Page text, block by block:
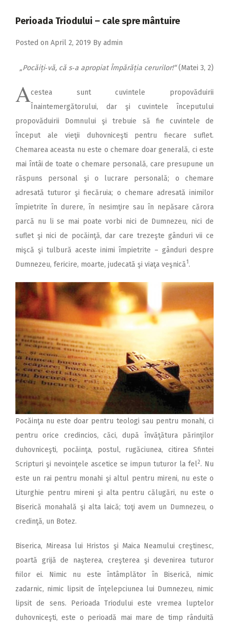
2017
2016
2013
2012
2011
2009
Perioada Triodului – cale spre mântuire
Posted on April 2, 2019 By admin
„Pocăiți‑vă, că s‑a apropiat Împărăția cerurilor!“(Matei 3, 2)
Acestea sunt cuvintele propovăduirii
Înaintemergătorului, dar şi cuvintele începutului
propovăduirii Domnului şi trebuie să fie cuvintele de
început ale vieţii duhovniceşti pentru fiecare suflet.
Chemarea aceasta nu este o chemare doar generală, ci este
mai întâi de toate o chemare personală, care presupune un
răspuns personal şi o lucrare personală; o chemare
adresată tuturor şi fiecăruia; o chemare adresată inimilor
împietrite în durere, în nesimţire sau în nepăsare cărora
parcă nu li se mai poate vorbi nici de Dumnezeu, nici de
suflet şi nici de pocăinţă, dar care trezeşte gânduri vii ce
mişcă şi tulbură aceste inimi împietrite – gânduri despre
Dumnezeu, fericire, moarte, judecată şi viaţa veşnică1 .
Pocăinţa nu este doar pentru teologi sau pentru monahi, ci
pentru orice credincios, căci, după învăţătura părinţilor
duhovniceşti, pocăinţa, postul, rugăciunea, citirea Sfintei
Scripturi şi nevoinţele ascetice se impun tuturor la fel2. Nu
este un rai pentru monahi şi altul pentru mireni, nu este o
Liturghie pentru mireni şi alta pentru călugări, nu este o
Biserică monahală şi alta laică; toţi avem un Dumnezeu, o
credinţă, un Botez.
Biserica, Mireasa lui Hristos şi Maica Neamului creştinesc,
poartă grijă de naşterea, creşterea şi devenirea tuturor
fiilor ei. Nimic nu este întâmplător în Biserică, nimic
zadarnic, nimic lipsit de înţelepciunea lui Dumnezeu, nimic
lipsit de sens. Perioada Triodului este vremea luptelor
duhovniceşti, este o perioadă mai mare de timp rânduită